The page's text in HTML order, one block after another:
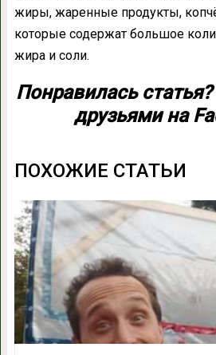
жиры, жаренные продукты,
которые содержат большое
жира и соли.
Понравилась
друзьями на
ПОХОЖИЕ СТАТЬИ